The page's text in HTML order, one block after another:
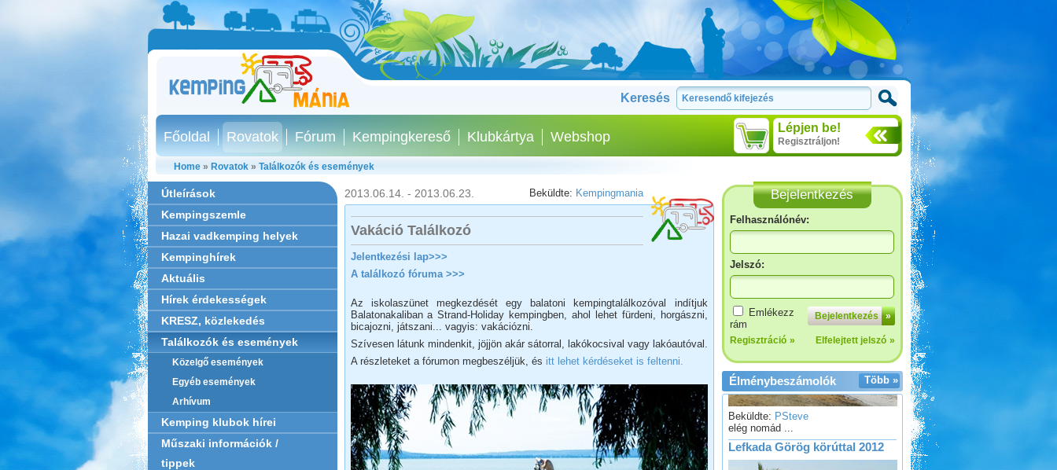
Keresés
Lépjen be!
Regisztráljon!
Főoldal Rovatok Fórum Kempingkereső Klubkártya Webshop
Home» Rovatok» Találkozók és események
Útleírások
Kempingszemle
Hazai vadkemping helyek
Kempinghírek
Aktuális
Hírek érdekességek
KRESZ, közlekedés
Találkozók és események
Közelgő események
Egyéb események
Arhívum
Kemping klubok hírei
Műszaki információk /
tippek
Beküldte: Kempingmania
2013.06.14. - 2013.06.23.
Vakáció Találkozó
Jelentkezési lap>>>
A találkozó fóruma >>>
Az iskolaszünet megkezdését egy balatoni kempingtalálkozóval indítjuk
Balatonakaliban a Strand-Holiday kempingben, ahol lehet fürdeni, horgászni,
bicajozni, játszani... vagyis: vakációzni.
Szívesen látunk mindenkit, jöjjön akár sátorral, lakókocsival vagy lakóautóval.
A részleteket a fórumon megbeszéljük, és itt lehet kérdéseket is feltenni.
Bejelentkezés
Felhasználónév:
Jelszó:
Bejelentkezés »
Emlékezz
rám
Regisztráció » Elfelejtett jelszó »
Több »
Élménybeszámolók
Tiszapüspöki Tisza-part
Beküldte:PSteve
elég nomád ...
Lefkada Görög körúttal 2012